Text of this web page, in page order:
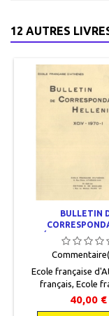
12 AUTRES
BULLETIN
HELLÉNIQUE - XCIV
XCIV - 1970 -
Ecole française
français, Ecole
d'Athènes, 1971, 19,5
pages, broché,
40,00 €